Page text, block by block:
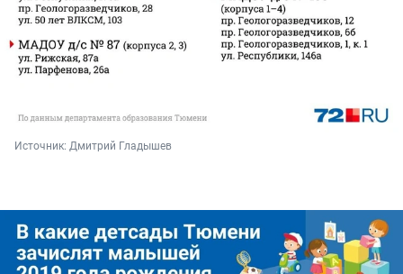
Источник: Дмитрий Гладышев